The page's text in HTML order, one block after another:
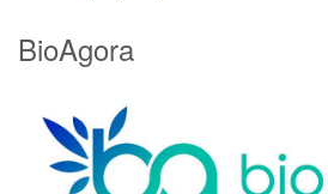
BioAgora